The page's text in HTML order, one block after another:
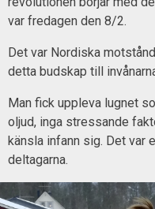
var fredagen den 8/2.
Det var Nordiska
detta budskap till
Man fick uppleva lugnet
oljud, inga stressande
känsla infann sig. Det var
deltagarna.